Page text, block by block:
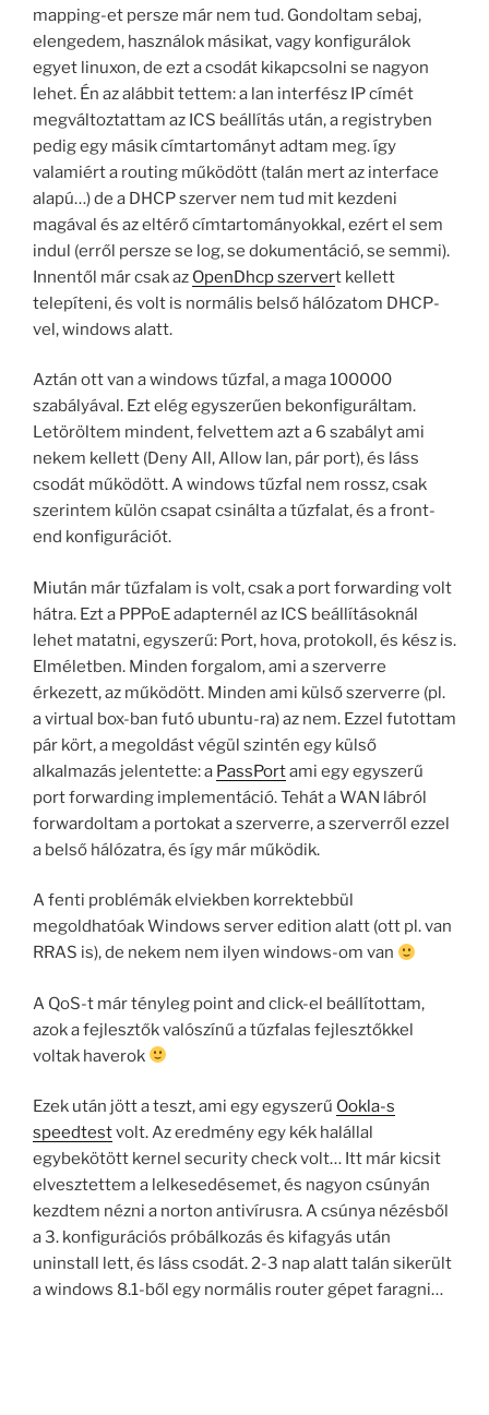
mapping-et persze már nem tud. Gondoltam sebaj,
elengedem, használok másikat, vagy konfigurálok
egyet linuxon, de ezt a csodát kikapcsolni se nagyon
lehet. Én az alábbit tettem: a lan interfész IP címét
megváltoztattam az ICS beállítás után, a registryben
pedig egy másik címtartományt adtam meg. így
valamiért a routing működött (talán mert az interface
alapú…) de a DHCP szerver nem tud mit kezdeni
magával és az eltérő címtartományokkal, ezért el sem
indul (erről persze se log, se dokumentáció, se semmi).
Innentől már csak az OpenDhcp szervert kellett
telepíteni, és volt is normális belső hálózatom DHCP-
vel, windows alatt.
Aztán ott van a windows tűzfal, a maga 100000
szabályával. Ezt elég egyszerűen bekonfiguráltam.
Letöröltem mindent, felvettem azt a 6 szabályt ami
nekem kellett (Deny All, Allow lan, pár port), és láss
csodát működött. A windows tűzfal nem rossz, csak
szerintem külön csapat csinálta a tűzfalat, és a front-
end konfigurációt.
Miután már tűzfalam is volt, csak a port forwarding volt
hátra. Ezt a PPPoE adapternél az ICS beállításoknál
lehet matatni, egyszerű: Port, hova, protokoll, és kész is.
Elméletben. Minden forgalom, ami a szerverre
érkezett, az működött. Minden ami külső szerverre (pl.
a virtual box-ban futó ubuntu-ra) az nem. Ezzel futottam
pár kört, a megoldást végül szintén egy külső
alkalmazás jelentette: a PassPortami egy egyszerű
port forwarding implementáció. Tehát a WAN lábról
forwardoltam a portokat a szerverre, a szerverről ezzel
a belső hálózatra, és így már működik.
A fenti problémák elviekben korrektebbül
megoldhatóak Windows server edition alatt (ott pl. van
RRAS is), de nekem nem ilyen windows-om van
A QoS-t már tényleg point and click-el beállítottam,
azok a fejlesztők valószínű a tűzfalas fejlesztőkkel
voltak haverok
Ezek után jött a teszt, ami egy egyszerű Ookla-s
speedtestvolt. Az eredmény egy kék halállal
egybekötött kernel security check volt… Itt már kicsit
elvesztettem a lelkesedésemet, és nagyon csúnyán
kezdtem nézni a norton antivírusra. A csúnya nézésből
a 3. konfigurációs próbálkozás és kifagyás után
uninstall lett, és láss csodát. 2-3 nap alatt talán sikerült
a windows 8.1-ből egy normális router gépet faragni…